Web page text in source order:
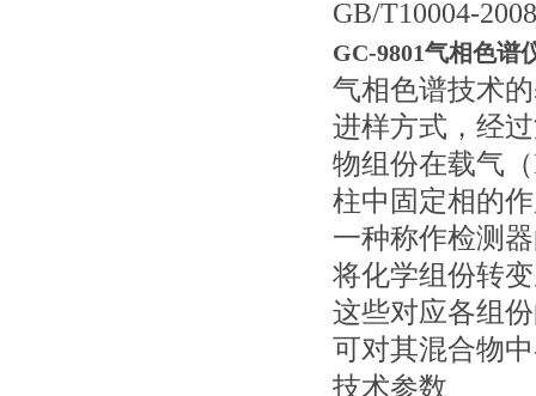
GB/T10004-
GC-9801气相色谱
气相色谱技术
进样方式，经
物组份在载气
柱中固定相的
一种称作检测
将化学组份转
这些对应各组
可对其混合物
技术参数